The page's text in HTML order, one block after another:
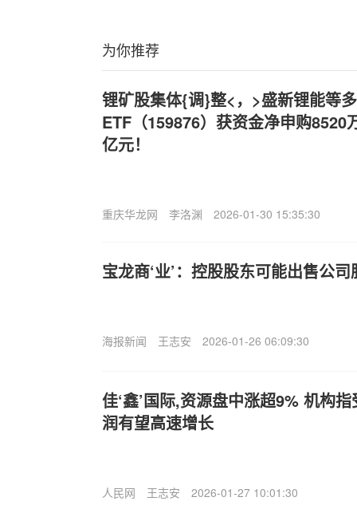
为你推荐
锂矿股集体{调}整<，>盛新锂能等
ETF（159876）获资金净申购8520
亿元！
重庆华龙网 李洛渊 2026-01-30 15:35:30
宝龙商‘业’：控股股东可能出售公司
海报新闻 王志安 2026-01-26 06:09:30
佳‘鑫’国际,资源盘中涨超9% 机构
润有望高速增长
人民网 王志安 2026-01-27 10:01:30